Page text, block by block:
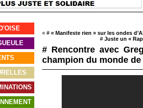
« # « Manifeste rien » sur les ondes
# Juste un «
# Rencontre avec
champion du monde